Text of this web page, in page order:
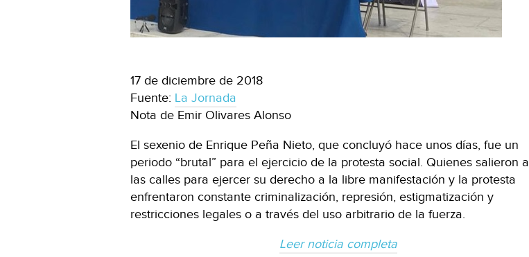
17 de diciembre de 2018
Fuente: La Jornada
Nota de Emir Olivares Alonso
El sexenio de Enrique Peña Nieto, que concluyó hace unos días, fue un
periodo “brutal” para el ejercicio de la protesta social. Quienes salieron a
las calles para ejercer su derecho a la libre manifestación y la protesta
enfrentaron constante criminalización, represión, estigmatización y
restricciones legales o a través del uso arbitrario de la fuerza.
Leer noticia completa